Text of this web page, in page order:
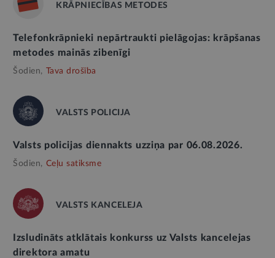
KRĀPNIECĪBAS METODES
Telefonkrāpnieki nepārtraukti pielāgojas: krāpšanas
metodes mainās zibenīgi
Šodien, Tava drošība
VALSTS POLICIJA
Valsts policijas diennakts uzziņa par 06.08.2026.
Šodien, Ceļu satiksme
VALSTS KANCELEJA
Izsludināts atklātais konkurss uz Valsts kancelejas
direktora amatu